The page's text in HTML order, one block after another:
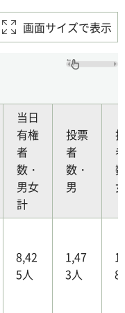
画面サイズで表示
当日
有権
者
数・
男女
計
投票
者
数・
男
8,42
5人
1,47
3人
8